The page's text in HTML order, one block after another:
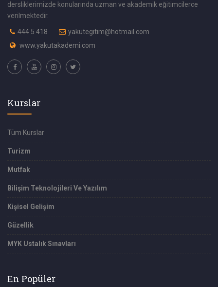
dersliklerimizde konularında uzman ve akademik eğitimcilerce
verilmektedir.
444 5 418
yakutegitim@hotmail.com
www.yakutakademi.com
Kurslar
Tüm Kurslar
Turizm
Mutfak
Bilişim Teknolojileri Ve Yazılım
Kişisel Gelişim
Güzellik
MYK Ustalık Sınavları
En Popüler